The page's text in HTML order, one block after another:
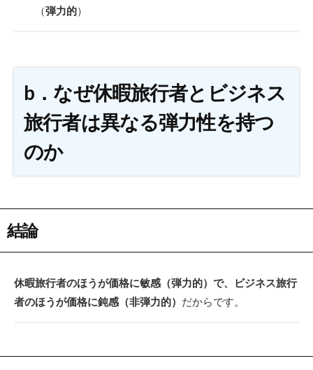
（弾力的）
b．なぜ休暇旅行者とビジネス
旅行者は異なる弾力性を持つ
のか
結論
休暇旅行者のほうが価格に敏感（弾力的）で、ビジネス旅行
者のほうが価格に鈍感（非弾力的） だからです。